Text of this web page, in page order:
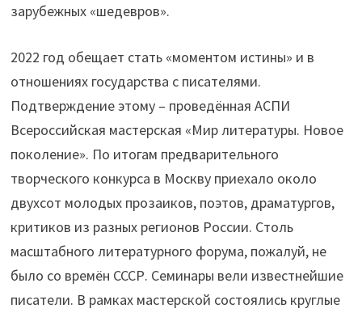
зарубежных «шедевров».
2022 год обещает стать «моментом истины» и в
отношениях государства с писателями.
Подтверждение этому – проведённая АСПИ
Всероссийская мастерская «Мир литературы. Новое
поколение». По итогам предварительного
творческого конкурса в Москву приехало около
двухсот молодых прозаиков, поэтов, драматургов,
критиков из разных регионов России. Столь
масштабного литературного форума, пожалуй, не
было со времён СССР. Семинары вели известнейшие
писатели. В рамках мастерской состоялись круглые